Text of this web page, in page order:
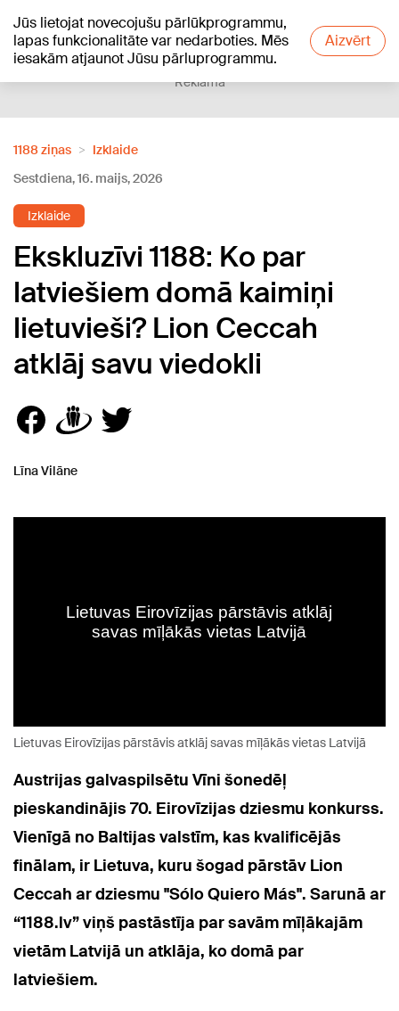
Jūs lietojat novecojušu pārlūkprogrammu,
lapas funkcionalitāte var nedarboties. Mēs
iesakām atjaunot Jūsu pārluprogrammu.
Aizvērt
+19°C
Reklāma
1188 ziņas
Izklaide
Sestdiena, 16. maijs, 2026
Izklaide
Ekskluzīvi 1188: Ko par
latviešiem domā kaimiņi
lietuvieši? Lion Ceccah
atklāj savu viedokli
Līna Vilāne
Lietuvas Eirovīzijas pārstāvis atklāj savas mīļākās vietas Latvijā
Austrijas galvaspilsētu Vīni šonedēļ
pieskandinājis 70. Eirovīzijas dziesmu konkurss.
Vienīgā no Baltijas valstīm, kas kvalificējās
finālam, ir Lietuva, kuru šogad pārstāv Lion
Ceccah ar dziesmu "Sólo Quiero Más". Sarunā ar
“1188.lv” viņš pastāstīja par savām mīļākajām
vietām Latvijā un atklāja, ko domā par
latviešiem.